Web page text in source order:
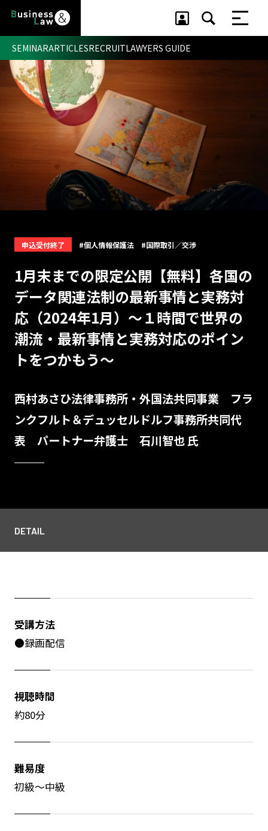
セミナー ・ 記事
セミナー
SEMINARARTICLESRECRUITLAWYERS GUIDE
申込受付終了 #個人情報保護法 #国際取引／交渉
1月末までの限定公開【無料】各国の
データ関連法制の最新事情と実務対
応（2024年1月）～１時間で世界の
潮流・最新事情と実務対応のポイン
トをつかもう～
西村あさひ法律事務所・外国法共同事業 フラ
ンクフルト＆デュッセルドルフ事務所共同代
表 パートナー弁護士 石川智也 氏
DETAIL
受講方法
●録画配信
視聴時間
約80分
難易度
初級～中級